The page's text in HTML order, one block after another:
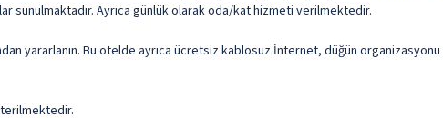
sunulmaktadır. Ayrıca günlük olarak oda/kat hizmeti verilmektedir.
yararlanın. Bu otelde ayrıca ücretsiz kablosuz İnternet, düğün